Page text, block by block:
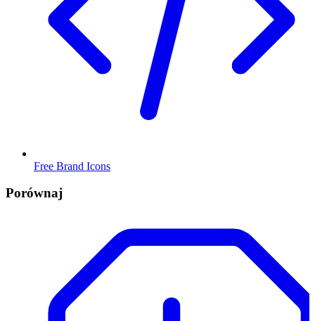
Free Brand Icons
Porównaj